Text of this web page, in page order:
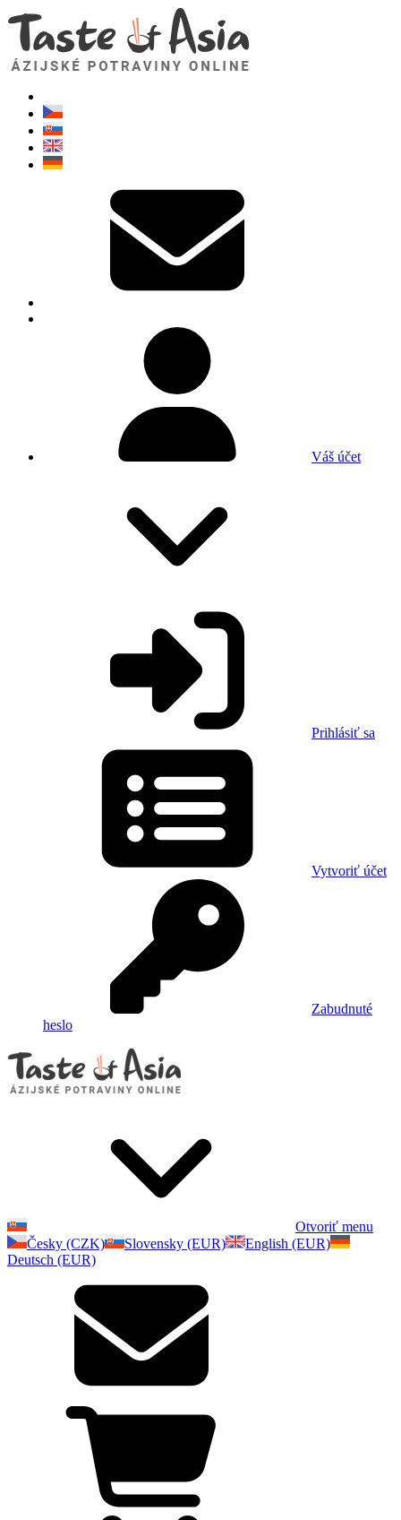
Váš účet
Prihlásiť sa
Vytvoriť účet
Zabudnuté
heslo
Otvoriť menu
Česky (CZK)
Slovensky (EUR)
English (EUR)
Deutsch (EUR)
TasteOfAsia.sk
Neváhajte sa opýtať. Som tu pre vás!